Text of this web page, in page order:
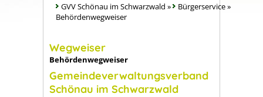
GVV Schönau im Schwarzwald » Bürgerservice»
Behördenwegweiser
Wegweiser
Behördenwegweiser
Gemeindeverwaltungsverband
Schönau im Schwarzwald